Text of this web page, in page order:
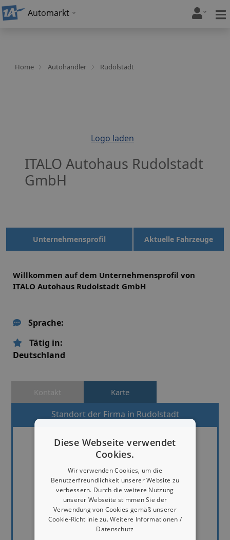
Automarkt
Home Autohändler Rudolstadt
Logo laden
ITALO Autohaus Rudolstadt
GmbH
Unternehmensprofil Aktuelle Fahrzeuge
Willkommen auf dem Unternehmensprofil von
ITALO Autohaus Rudolstadt GmbH
Sprache:
Tätig in:
Deutschland
Kontakt Karte
Standort der Firma in Rudolstadt
Diese Webseite verwendet
Cookies.
Wir verwenden Cookies, um die
Benutzerfreundlichkeit unserer Website zu
verbessern. Durch die weitere Nutzung
unserer Webseite stimmen Sie der
Verwendung von Cookies gemäß unserer
Cookie-Richtlinie zu.Weitere Informationen /
Datenschutz